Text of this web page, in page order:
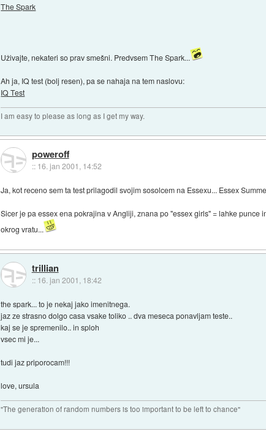
The Spark
Uživajte, nekateri so prav smešni. Predvsem The Spark...
Ah ja, IQ test (bolj resen), pa se nahaja na tem naslovu:
IQ Test
I am easy to please as long as I get my way.
poweroff
:: 16. jan 2001, 14:52
Ja, kot receno sem ta test prilagodil svojim sosolcem na Essexu... Essex
Sicer je pa essex ena pokrajina v Angliji, znana po "essex girls" = lahke
okrog vratu...
trillian
:: 16. jan 2001, 18:42
the spark... to je nekaj jako imenitnega.
jaz ze strasno dolgo casa vsake toliko .. dva meseca ponavljam teste..
kaj se je spremenilo.. in sploh
vsec mi je...
tudi jaz priporocam!!!
love, ursula
"The generation of random numbers is too important to be left to chance"